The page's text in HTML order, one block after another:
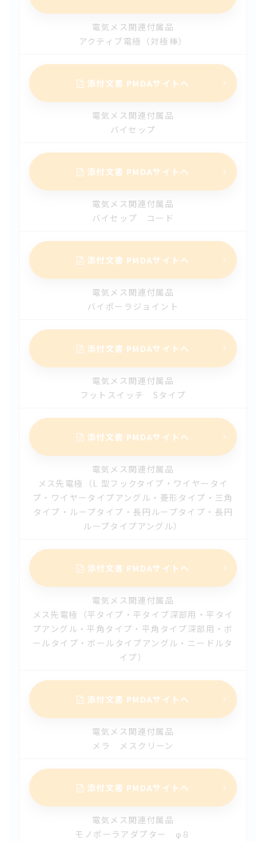
2024.07.30
【改訂】 メラ人工心肺装置ＨＡＳIII（第4版）
【改訂】ソフィットフレックスFS-CS（第5版）
2024.07.30
【改訂】ソフィットフレックス（第10版）
【改訂】ソフィットラブ（第8版）
2024.07.30
【改訂】メラ ソフィット クリア（第13版）
【改訂】メラ ソフィット（気管切開チューブ）（第12
2024.07.30
【改訂】酸素供給システム（酸素供給チューブ）（第3版）
【改訂】コラートＢＰ バルーンカテーテルＡ２（第17
【改定】イグザルト ビタミンｅ−ｐｌｕｓ アセタビュラー
2024.07.01
【改定】エンコア ファウンデーション人工股関節 アセタビ
ュラーカップシステム（第2版）
2024.07.01
【改定】エンコア 人工股関節 レベレーションステム（第2
2024.07.01
【改定】エンコア 人工股関節（第2版）
【改訂】Biolox Delta DJOセラミックフェモラルヘッド
（第2版）
2024.05.20
【改訂】メラ遠心血液ポンプシステム（ＨＣＳ−ＣＦＰ）
【新規】メラ遠心血液ポンプシステム（ＨＣＳ−ＣＦＰ２）
（第1版）
【改訂】メラＮＨＰエクセラン（第17版）
電気メス関連付属品
アクティブ電極（対極棒）
添付文書 PMDAサイトへ
電気メス関連付属品
バイセップ
添付文書 PMDAサイトへ
電気メス関連付属品
バイセップ コード
添付文書 PMDAサイトへ
電気メス関連付属品
バイポーラジョイント
添付文書 PMDAサイトへ
電気メス関連付属品
フットスイッチ Sタイプ
添付文書 PMDAサイトへ
電気メス関連付属品
メス先電極（L 型フックタイプ・ワイヤータイ
プ・ワイヤータイプアングル・菱形タイプ・三角
タイプ・ループタイプ・長円ループタイプ・長円
ループタイプアングル）
添付文書 PMDAサイトへ
電気メス関連付属品
メス先電極（平タイプ・平タイプ深部用・平タイ
プアングル・平角タイプ・平角タイプ深部用・ボ
ールタイプ・ボールタイプアングル・ニードルタ
イプ）
添付文書 PMDAサイトへ
電気メス関連付属品
メラ メスクリーン
添付文書 PMDAサイトへ
電気メス関連付属品
モノポーラアダプター φ８